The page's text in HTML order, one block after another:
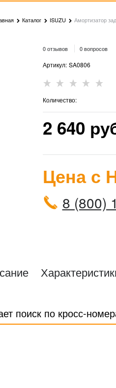
Каталог ISUZU Амортизатор
0 отзывов 0 вопросов
Артикул: SA0806
Количество:
2 640
Цена с
8 (800)
поиск по кросс-